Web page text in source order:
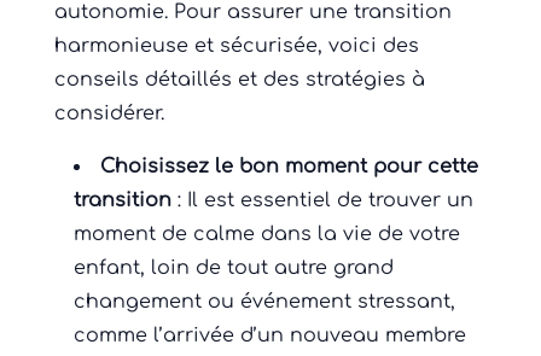
autonomie. Pour assurer une transition
harmonieuse et sécurisée, voici des
conseils détaillés et des stratégies à
considérer.
Choisissez le bon moment pour cette
transition : Il est essentiel de trouver un
moment de calme dans la vie de votre
enfant, loin de tout autre grand
changement ou événement stressant,
comme l’arrivée d’un nouveau membre